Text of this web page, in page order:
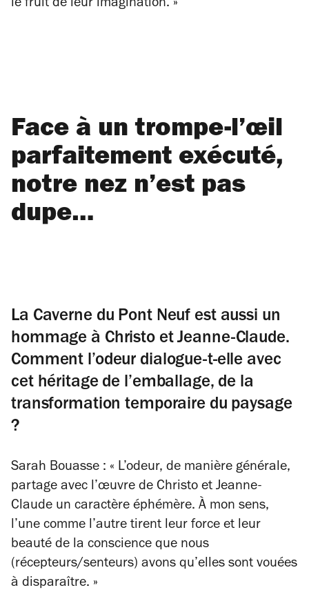
le fruit de leur imagination. »
Face à un trompe-l’œil
parfaitement exécuté,
notre nez n’est pas
dupe…
La Caverne du Pont Neuf est aussi un
hommage à Christo et Jeanne-Claude.
Comment l’odeur dialogue-t-elle avec
cet héritage de l’emballage, de la
transformation temporaire du paysage
?
Sarah Bouasse : « L’odeur, de manière générale,
partage avec l’œuvre de Christo et Jeanne-
Claude un caractère éphémère. À mon sens,
l’une comme l’autre tirent leur force et leur
beauté de la conscience que nous
(récepteurs/senteurs) avons qu’elles sont vouées
à disparaître. »